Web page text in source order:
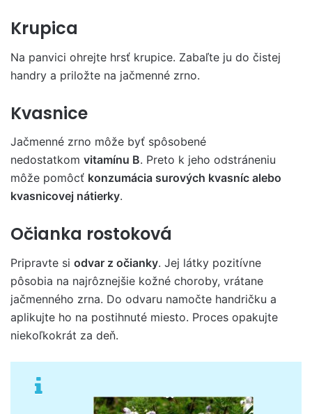
Krupica
Na panvici ohrejte hrsť krupice. Zabaľte ju do čistej
handry a priložte na jačmenné zrno.
Kvasnice
Jačmenné zrno môže byť spôsobené
nedostatkom vitamínu B. Preto k jeho odstráneniu
môže pomôcť konzumácia surových kvasníc alebo
kvasnicovej nátierky.
Očianka rostoková
Pripravte si odvar z očianky. Jej látky pozitívne
pôsobia na najrôznejšie kožné choroby, vrátane
jačmenného zrna. Do odvaru namočte handričku a
aplikujte ho na postihnuté miesto. Proces opakujte
niekoľkokrát za deň.